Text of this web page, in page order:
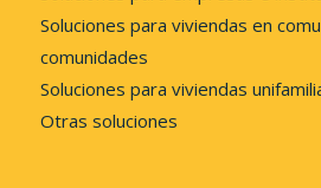
Soluciones para viviendas en
comunidades
Soluciones para viviendas
Otras soluciones